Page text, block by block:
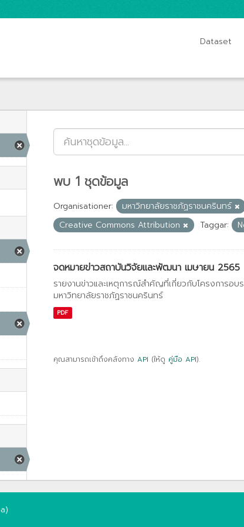
Dataset
พบ 1 ชุดข้อมูล
Organisationer: มหาวิทยาลัยราชภัฏราชนครินทร์
Creative Commons Attribution
Taggar:
จดหมายข่าวสถาบันวิจัยและพัฒนา เมษายน 2565
รายงานข่าวและเหตุการณ์สำคัญที่เกี่ยวกับโครงการ
มหาวิทยาลัยราชภัฏราชนครินทร์
PDF
คุณสามารถเข้าถึงคลังทาง API (ให้ดู คู่มือ API).